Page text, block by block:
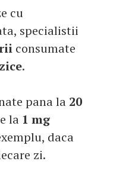
cu
specialistii
consumate
.
pana la 20
la 1 mg
daca
zi.